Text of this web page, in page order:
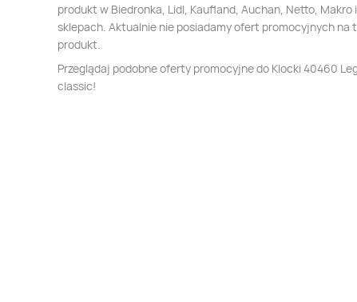
produkt w Biedronka, Lidl, Kaufland, Auchan, Netto, Makro
sklepach. Aktualnie nie posiadamy ofert promocyjnych na
produkt.
Przeglądaj podobne oferty promocyjne do Klocki 40460
classic!